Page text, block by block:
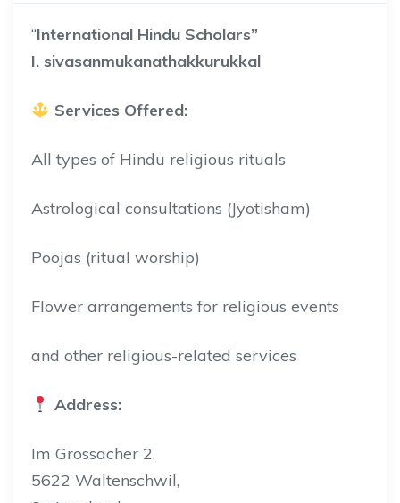
“International Hindu Scholars”
I. sivasanmukanathakkurukkal
Services Offered:
All types of Hindu religious rituals
Astrological consultations (Jyotisham)
Poojas (ritual worship)
Flower arrangements for religious events
and other religious-related services
Address:
Im Grossacher 2,
5622 Waltenschwil,